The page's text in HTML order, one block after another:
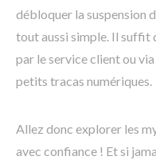
débloquer la suspension
tout aussi simple. Il suffit
par le service client ou
petits tracas numériques.
Allez donc explorer les
avec confiance ! Et si